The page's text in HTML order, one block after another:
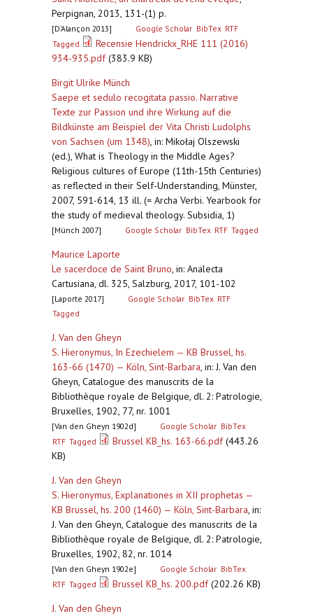
Perpignan, 2013, 131-(1) p.
[D’Alançon 2013] Google Scholar BibTex RTF
Tagged
Recensie Hendrickx_RHE 111 (2016)
934-935.pdf(383.9 KB)
Birgit Ulrike Münch
Saepe et sedulo recogitata passio. Narrative
Texte zur Passion und ihre Wirkung auf die
Bildkünste am Beispiel der Vita Christi Ludolphs
von Sachsen (um 1348), in: Mikołaj Olszewski
(ed.), What is Theology in the Middle Ages?
Religious cultures of Europe (11th-15th Centuries)
as reflected in their Self-Understanding, Münster,
2007, 591-614, 13 ill. (= Archa Verbi. Yearbook for
the study of medieval theology. Subsidia, 1)
[Münch 2007] Google Scholar BibTex RTF Tagged
Maurice Laporte
Le sacerdoce de Saint Bruno, in: Analecta
Cartusiana, dl. 325, Salzburg, 2017, 101-102
[Laporte 2017] Google Scholar BibTex RTF
Tagged
J. Van den Gheyn
S. Hieronymus, In Ezechielem — KB Brussel, hs.
163-66 (1470) — Köln, Sint-Barbara, in: J. Van den
Gheyn, Catalogue des manuscrits de la
Bibliothèque royale de Belgique, dl. 2: Patrologie,
Bruxelles, 1902, 77, nr. 1001
[Van den Gheyn 1902d] Google Scholar BibTex
RTF Tagged Brussel KB_hs. 163-66.pdf(443.26
KB)
J. Van den Gheyn
S. Hieronymus, Explanationes in XII prophetas —
KB Brussel, hs. 200 (1460) — Köln, Sint-Barbara, in:
J. Van den Gheyn, Catalogue des manuscrits de la
Bibliothèque royale de Belgique, dl. 2: Patrologie,
Bruxelles, 1902, 82, nr. 1014
[Van den Gheyn 1902e] Google Scholar BibTex
RTF Tagged Brussel KB_hs. 200.pdf(202.26 KB)
J. Van den Gheyn